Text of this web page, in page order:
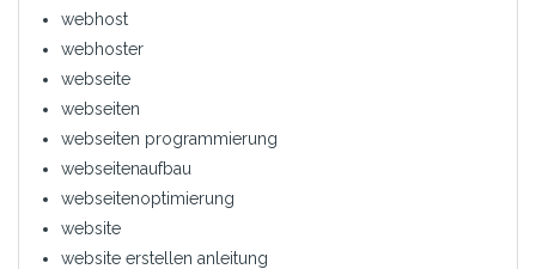
webhost
webhoster
webseite
webseiten
webseiten programmierung
webseitenaufbau
webseitenoptimierung
website
website erstellen anleitung